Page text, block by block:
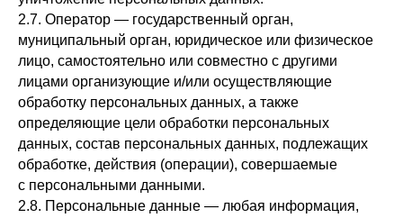
2.7. Оператор — государственный орган,
муниципальный орган, юридическое или физическое
лицо, самостоятельно или совместно с другими
лицами организующие и/или осуществляющие
обработку персональных данных, а также
определяющие цели обработки персональных
данных, состав персональных данных, подлежащих
обработке, действия (операции), совершаемые
с персональными данными.
2.8. Персональные данные — любая информация,